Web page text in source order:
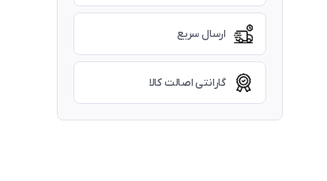
ارسال سریع
گارانتی اصالت کالا